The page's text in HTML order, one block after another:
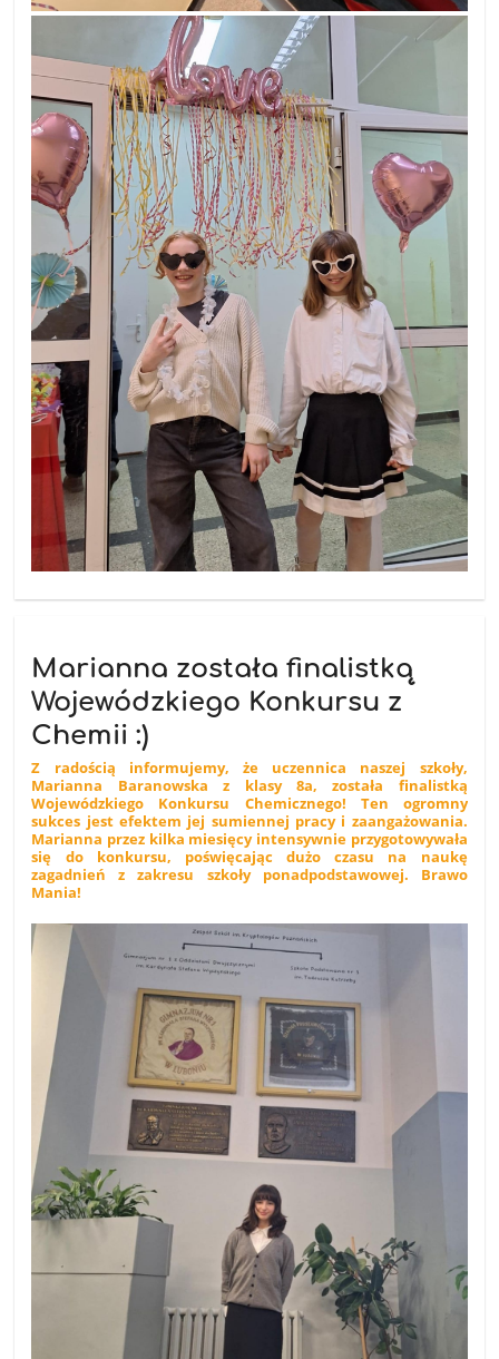
Marianna została finalistką
Wojewódzkiego Konkursu z
Chemii :)
Z radością informujemy, że uczennica naszej szkoły,
Marianna Baranowska z klasy 8a, została finalistką
Wojewódzkiego Konkursu Chemicznego! Ten ogromny
sukces jest efektem jej sumiennej pracy i zaangażowania.
Marianna przez kilka miesięcy intensywnie przygotowywała
się do konkursu, poświęcając dużo czasu na naukę
zagadnień z zakresu szkoły ponadpodstawowej. Brawo
Mania!